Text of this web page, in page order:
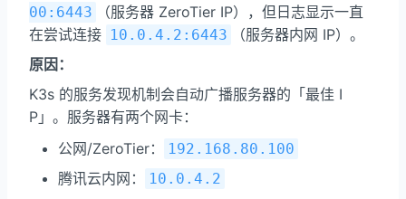
00:6443
（服务器 ZeroTier IP），但日志显示一直
在尝试连接 10.0.4.2:6443
（服务器内网 IP）。
原因：
K3s 的服务发现机制会自动广播服务器的「最佳 I
P」。服务器有两个网卡：
公网/ZeroTier：
192.168.80.100
腾讯云内网： 10.0.4.2